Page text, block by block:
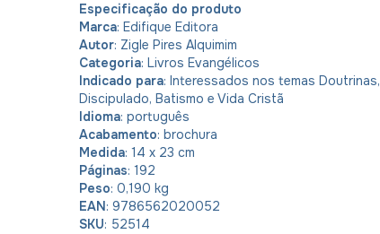
Especificação do produto
Marca: Edifique Editora
Autor: Zigle Pires Alquimim
Categoria: Livros Evangélicos
Indicado para: Interessados nos temas Doutrinas,
Discipulado, Batismo e Vida Cristã
Idioma: português
Acabamento: brochura
Medida: 14 x 23 cm
Páginas: 192
Peso: 0,190 kg
EAN: 9786562020052
SKU: 52514